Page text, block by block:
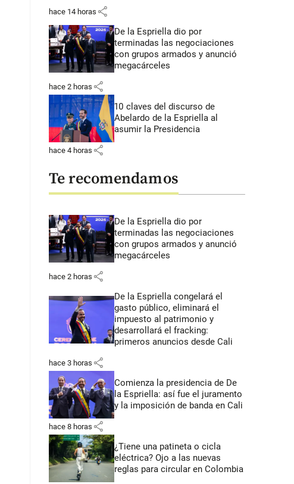
hace 14 horas share
De la Espriella dio por
terminadas las negociaciones
con grupos armados y anunció
megacárceles
hace 2 horas share
10 claves del discurso de
Abelardo de la Espriella al
asumir la Presidencia
hace 4 horas share
Te recomendamos
De la Espriella dio por
terminadas las negociaciones
con grupos armados y anunció
megacárceles
hace 2 horas share
De la Espriella congelará el
gasto público, eliminará el
impuesto al patrimonio y
desarrollará el fracking:
primeros anuncios desde Cali
hace 3 horas share
Comienza la presidencia de De
la Espriella: así fue el juramento
y la imposición de banda en Cali
hace 8 horas share
¿Tiene una patineta o cicla
eléctrica? Ojo a las nuevas
reglas para circular en Colombia